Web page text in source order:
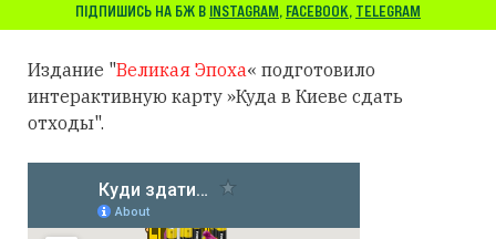
ПІДПИШИСЬ НА БЖ В INSTAGRAM, FACEBOOK, TELEGRAM
Издание "Великая Эпоха« подготовило
интерактивную карту »Куда в Киеве сдать
отходы".